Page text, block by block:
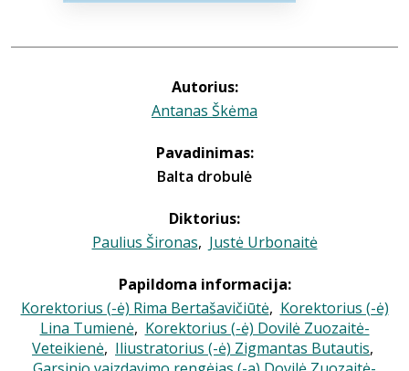
Autorius:
Antanas Škėma
Pavadinimas:
Balta drobulė
Diktorius:
Paulius Šironas, Justė Urbonaitė
Papildoma informacija:
Korektorius (-ė) Rima Bertašavičiūtė, Korektorius (-ė)
Lina Tumienė, Korektorius (-ė) Dovilė Zuozaitė-
Veteikienė, Iliustratorius (-ė) Zigmantas Butautis,